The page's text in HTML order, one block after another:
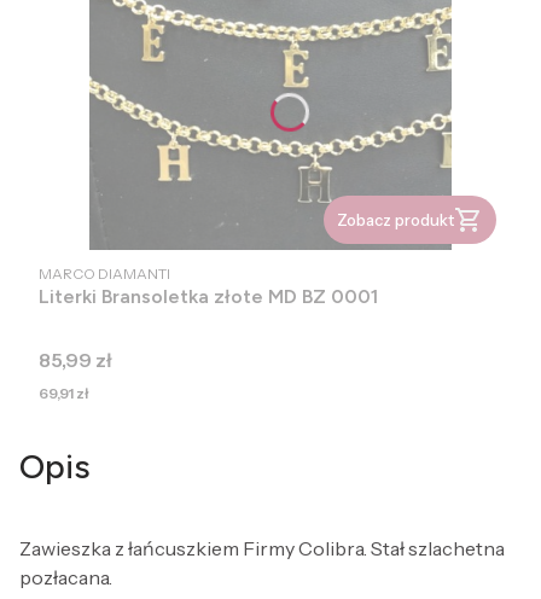
Zobacz produkt
PRODUCENT
MARCO DIAMANTI
Literki Bransoletka złote MD BZ 0001
Cena
85,99 zł
Cena
69,91 zł
Opis
Zawieszka z łańcuszkiem Firmy Colibra. Stał szlachetna
pozłacana.